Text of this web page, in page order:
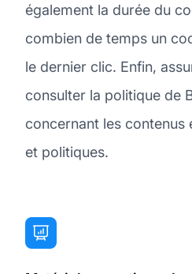
également la durée du
combien de temps un
le dernier clic. Enfin,
consulter la politique de
concernant les contenus
et politiques.